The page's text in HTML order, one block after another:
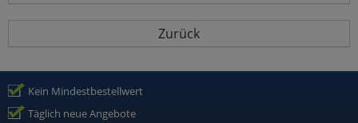
Zurück
Kein Mindestbestellwert
Täglich neue Angebote